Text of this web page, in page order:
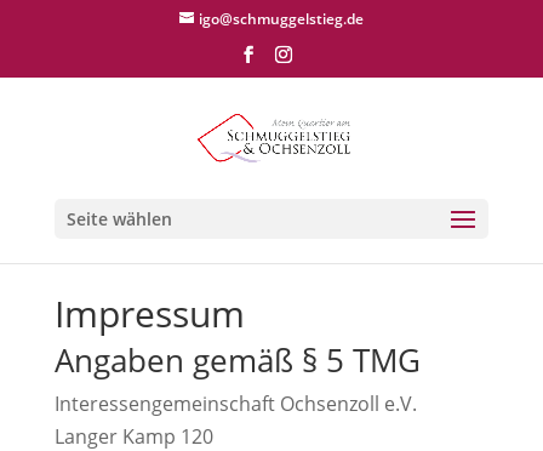
igo@schmuggelstieg.de
Seite wählen
Impressum
Angaben gemäß § 5 TMG
Interessengemeinschaft Ochsenzoll e.V.
Langer Kamp 120